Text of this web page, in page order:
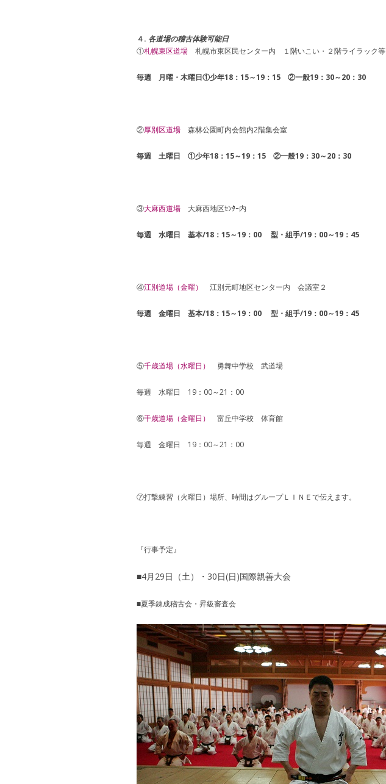
４. 各道場の稽古体験可能日
①札幌東区道場札幌市東区民センター内 １階いこい・２階ライラック等
毎週 月曜・木曜日①少年18：15～19：15 ②一般19：30～20：30
②厚別区道場森林公園町内会館内2階集会室
毎週 土曜日 ①少年18：15～19：15 ②一般19：30～20：30
③大麻西道場大麻西地区ｾﾝﾀｰ内
毎週 水曜日 基本/18：15～19：00 型・組手/19：00～19：45
④江別道場（金曜） 江別元町地区センター内 会議室２
毎週 金曜日 基本/18：15～19：00 型・組手/19：00～19：45
⑤千歳道場（水曜日） 勇舞中学校 武道場
毎週 水曜日 19：00～21：00
⑥千歳道場（金曜日） ​富丘中学校 体育館
毎週 金曜日 19：00～21：00
⑦打撃練習（火曜日）場所、時間はグループＬＩＮＥで伝えます。
『行事予定』
■4月29日（土）・30日(日)国際親善大会
■夏季錬成稽古会・昇級審査会